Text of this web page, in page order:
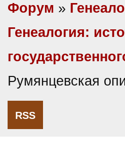
Форум »
Генеалогия:
Румянцевская
RSS